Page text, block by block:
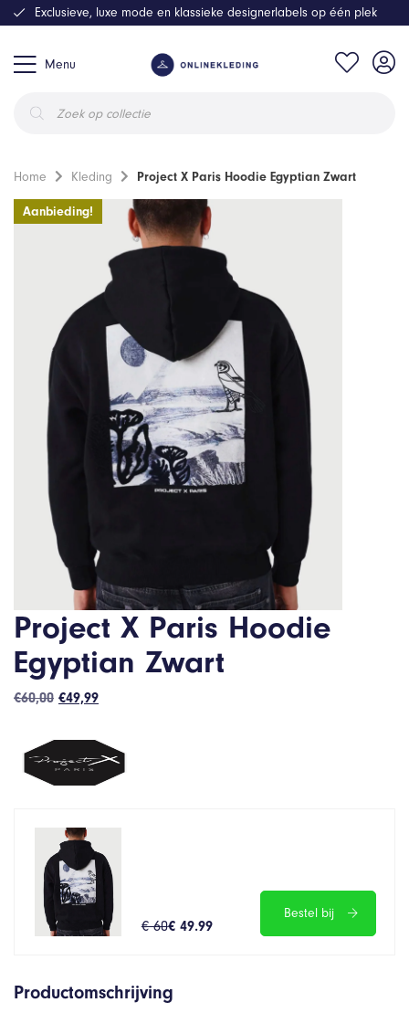
Menu
zoeken
Exclusieve, luxe mode en klassieke designerlabels op één plek
Home Kleding Project X Paris Hoodie Egyptian Zwart
Aanbieding!
Project X Paris Hoodie
Egyptian Zwart
€60,00 Oorspronkelijke
€60,00.
€49,99Huidige
€49,99.
€ 60€ 49.99
Bestel bij
Productomschrijving